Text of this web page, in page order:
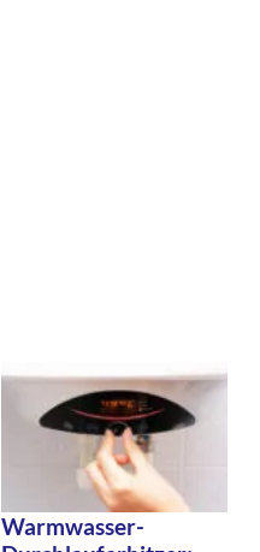
Warmwasser-